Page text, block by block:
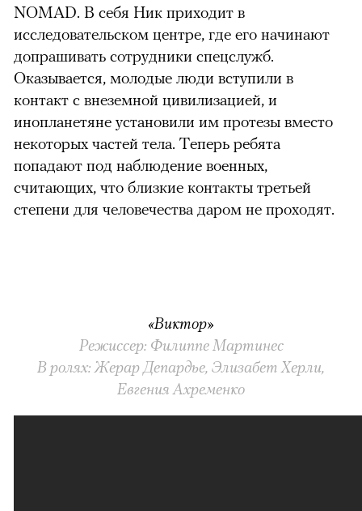
NOMAD. В себя Ник приходит в
исследовательском центре, где его начинают
допрашивать сотрудники спецслужб.
Оказывается, молодые люди вступили в
контакт с внеземной цивилизацией, и
инопланетяне установили им протезы вместо
некоторых частей тела. Теперь ребята
попадают под наблюдение военных,
считающих, что близкие контакты третьей
степени для человечества даром не проходят.
«Виктор»
Режиссер: Филиппе Мартинес
В ролях: Жерар Депардье, Элизабет Херли,
Евгения Ахременко